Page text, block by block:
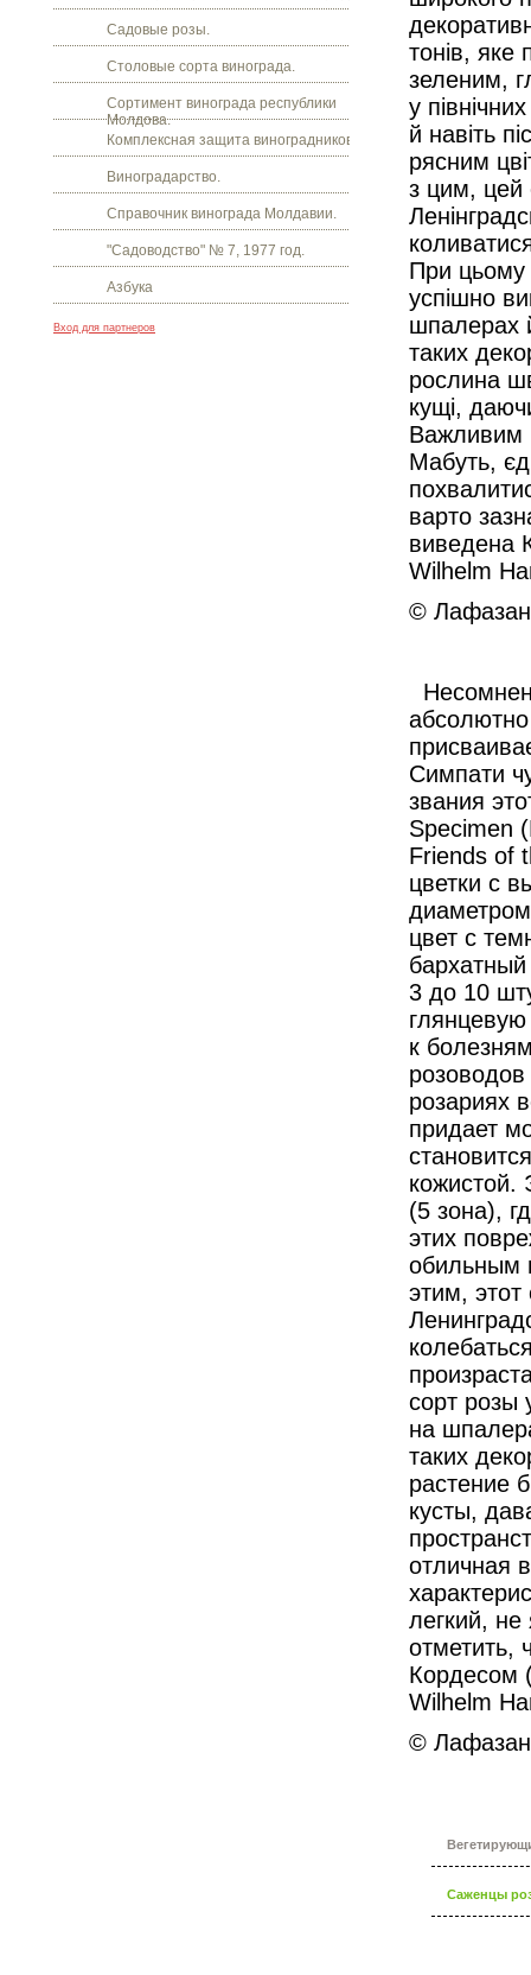
Садовые розы.
Столовые сорта винограда.
Сортимент винограда республики
Молдова.
Комплексная защита виноградников.
Виноградарство.
Справочник винограда Молдавии.
"Садоводство" № 7, 1977 год.
Азбука
Вход для партнеров
тонів, яке
зеленим,
у
й навіть
рясним
з цим, цей
При цьому
успішно
шпалерах
таких
рослина
кущі,
Важливим
Мабуть,
варто
виведена
Wilhelm
©
Симпати
звания
Specimen
Friends of
цветки с
цвет с
3 до 10
к
розариях
придает
кожистой.
(5 зона),
этих
обильным
этим,
сорт розы
на
таких
растение
кусты,
отличная
легкий,
отметить,
Кордесом
Wilhelm
©
Саженцы